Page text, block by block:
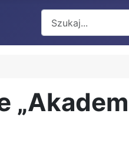
Type 2 or more